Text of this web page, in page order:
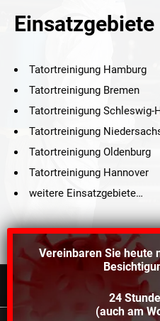
Einsatzgebiete
Tatortreinigung Hamburg
Tatortreinigung Bremen
Tatortreinigung Schleswig-
Tatortreinigung
Tatortreinigung Oldenburg
Tatortreinigung Hannover
weitere Einsatzgebiete…
©2021 Schröders Service
Vereinbaren Sie heute
24
(auch am